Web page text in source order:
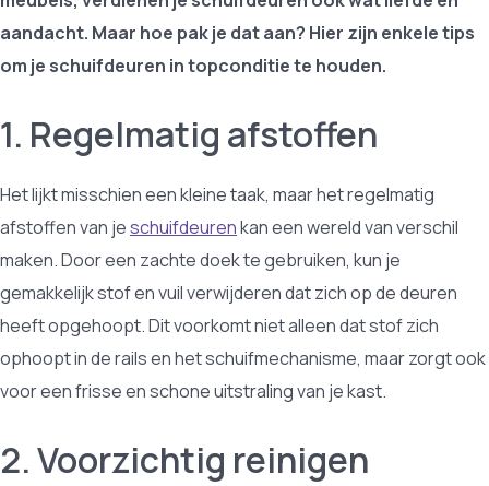
aandacht. Maar hoe pak je dat aan? Hier zijn enkele tips
om je schuifdeuren in topconditie te houden.
1. Regelmatig afstoffen
Het lijkt misschien een kleine taak, maar het regelmatig
afstoffen van jeschuifdeurenkan een wereld van verschil
maken. Door een zachte doek te gebruiken, kun je
gemakkelijk stof en vuil verwijderen dat zich op de deuren
heeft opgehoopt. Dit voorkomt niet alleen dat stof zich
ophoopt in de rails en het schuifmechanisme, maar zorgt ook
voor een frisse en schone uitstraling van je kast.
2. Voorzichtig reinigen